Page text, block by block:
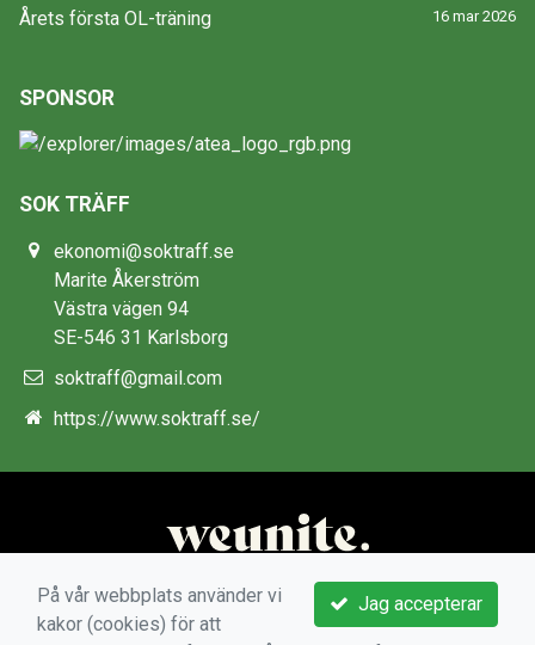
Årets första OL-träning 16 mar 2026
SPONSOR
SOK TRÄFF
ekonomi@soktraff.se
Marite Åkerström
Västra vägen 94
SE-546 31 Karlsborg
soktraff@gmail.com
https://www.soktraff.se/
Jag accepterar
På vår webbplats använder vi
kakor (cookies) för att